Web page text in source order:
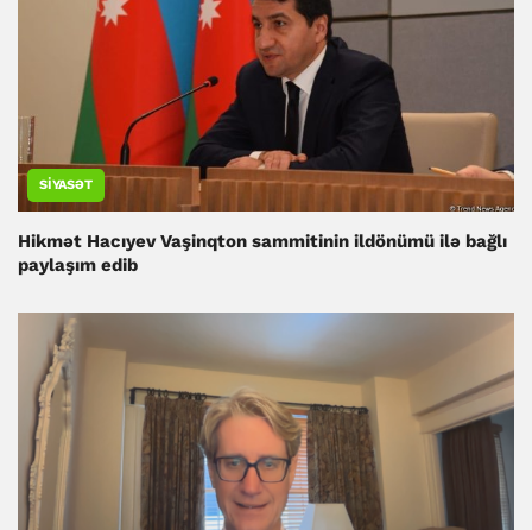
SIYASƏT
Hikmət Hacıyev Vaşinqton sammitinin ildönümü ilə bağlı
paylaşım edib